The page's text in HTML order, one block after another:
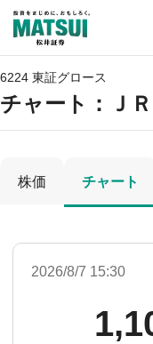
6224 東証グロース
チャート： Ｊ
株価 チャート
2026/8/7 15:30